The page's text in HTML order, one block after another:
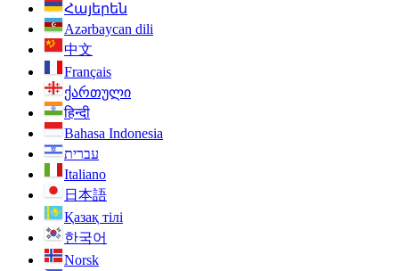
Հայերեն
Azərbaycan dili
中文
Français
ქართული
हिन्दी
Bahasa Indonesia
עברית
Italiano
日本語
Қазақ тілі
한국어
Norsk